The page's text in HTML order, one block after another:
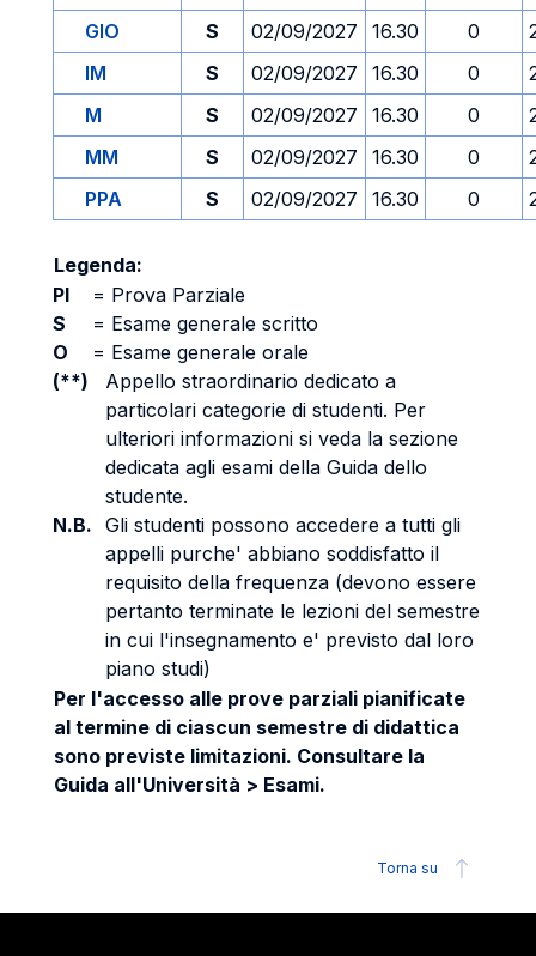
GIO
S 02/09/2027 16.30 0
IM
S 02/09/2027 16.30 0
M
S 02/09/2027 16.30 0
MM
S 02/09/2027 16.30 0
PPA
S 02/09/2027 16.30 0
Legenda:
PI
= Prova Parziale
S
= Esame generale scritto
O
= Esame generale orale
(**)
Appello straordinario dedicato a
particolari categorie di studenti. Per
ulteriori informazioni si veda la sezione
dedicata agli esami della Guida dello
studente.
N.B. Gli studenti possono accedere a tutti gli
appelli purche' abbiano soddisfatto il
requisito della frequenza (devono essere
pertanto terminate le lezioni del semestre
in cui l'insegnamento e' previsto dal loro
piano studi)
Per l'accesso alle prove parziali pianificate
al termine di ciascun semestre di didattica
sono previste limitazioni. Consultare la
Guida all'Università > Esami.
Torna su